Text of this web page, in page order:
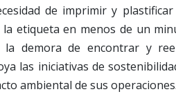
de imprimir y
la etiqueta en menos de un
demora de encontrar y
las iniciativas de
ambiental de sus operaciones.